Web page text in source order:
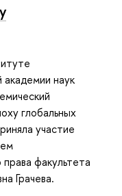
академии наук
глобальных
участие
факультета
Грачева.